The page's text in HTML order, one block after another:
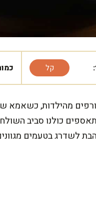
קל
מהילדות,
מתאספים כולנו סביב
לשדרג בטעמים